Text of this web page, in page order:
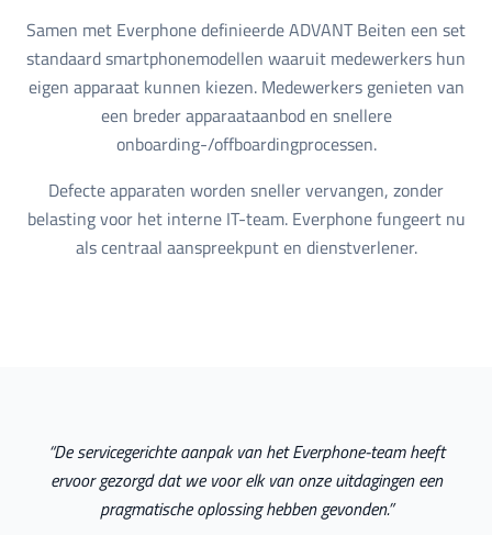
Samen met Everphone definieerde ADVANT Beiten een set
standaard smartphonemodellen waaruit medewerkers hun
eigen apparaat kunnen kiezen. Medewerkers genieten van
een breder apparaataanbod en snellere
onboarding-/offboardingprocessen.
Defecte apparaten worden sneller vervangen, zonder
belasting voor het interne IT-team. Everphone fungeert nu
als centraal aanspreekpunt en dienstverlener.
“De servicegerichte aanpak van het Everphone-team heeft
ervoor gezorgd dat we voor elk van onze uitdagingen een
pragmatische oplossing hebben gevonden.”